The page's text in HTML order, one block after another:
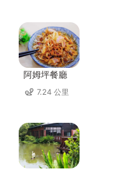
阿姆坪餐廳
7.24 公里